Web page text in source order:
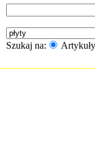
Szukaj na: Artykuły